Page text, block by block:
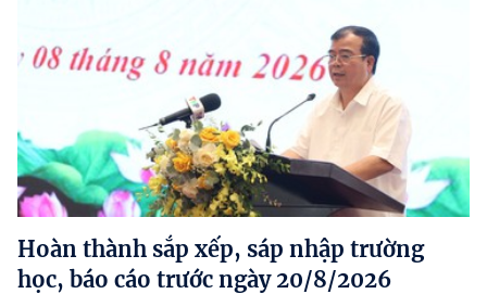
Hoàn thành sắp xếp, sáp nhập trường
học, báo cáo trước ngày 20/8/2026